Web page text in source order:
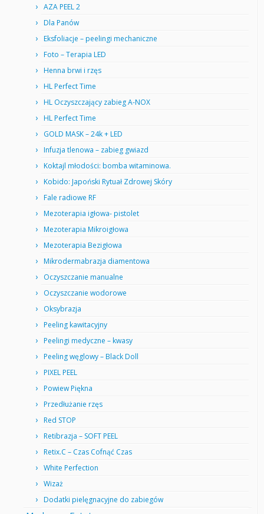
AZA PEEL 2
Dla Panów
Eksfoliacje – peelingi mechaniczne
Foto – Terapia LED
Henna brwi i rzęs
HL Perfect Time
HL Oczyszczający zabieg A-NOX
HL Perfect Time
GOLD MASK – 24k + LED
Infuzja tlenowa – zabieg gwiazd
Koktajl młodości: bomba witaminowa.
Kobido: Japoński Rytuał Zdrowej Skóry
Fale radiowe RF
Mezoterapia igłowa- pistolet
Mezoterapia Mikroigłowa
Mezoterapia Bezigłowa
Mikrodermabrazja diamentowa
Oczyszczanie manualne
Oczyszczanie wodorowe
Oksybrazja
Peeling kawitacyjny
Peelingi medyczne – kwasy
Peeling węglowy – Black Doll
PIXEL PEEL
Powiew Piękna
Przedłużanie rzęs
Red STOP
Retibrazja – SOFT PEEL
Retix.C – Czas Cofnąć Czas
White Perfection
Wizaż
Dodatki pielęgnacyjne do zabiegów